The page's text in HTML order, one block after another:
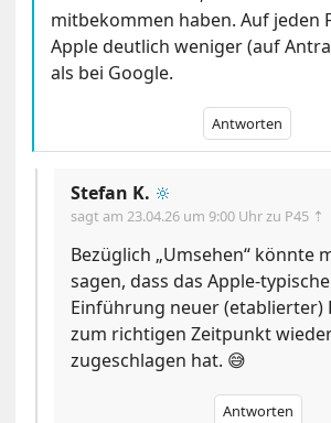
mitbekommen haben. Auf jeden
Apple deutlich weniger (auf
als bei Google.
Antworten
Stefan K. 🔆
sagt am23.04.26 um 9:00 Uhrzu P45 ⇡
Bezüglich „Umsehen“ könnte
sagen, dass das Apple-
Einführung neuer (etablierter)
zum richtigen Zeitpunkt
zugeschlagen hat. 😅
Antworten